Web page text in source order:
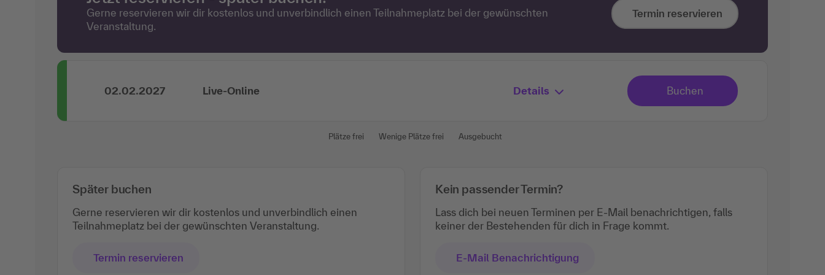
Gerne reservieren wir dir kostenlos und unverbindlich einen Teilnahmeplatz bei der gewünschten
Veranstaltung.
Termin reservieren
02.02.2027 Live-Online Details
Plätze frei Wenige Plätze frei Ausgebucht
Später buchen
Gerne reservieren wir dir kostenlos und unverbindlich einen
Teilnahmeplatz bei der gewünschten Veranstaltung.
Termin reservieren
Kein passender Termin?
Lass dich bei neuen Terminen per E-Mail benachrichtigen, falls
keiner der Bestehenden für dich in Frage kommt.
E-Mail Benachrichtigung